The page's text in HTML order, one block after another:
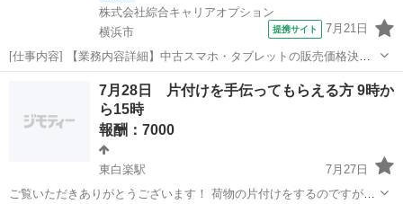
株式会社綜合キャリアオプション
横浜市
提携サイト 7月21日
[仕事内容] 【業務内容詳細】中古スマホ・タブレットの販売価格決定
のためのランク分け選別作業、 機能検査、 外観検査がメインとなりま
す。 1つの工程を1人で担当するためルーティーンワークになり、 基本
的には動きが少ない作業。...
工場
7月28日 片付けを手伝ってもらえる方 9時か
ら15時
報酬：7000
東白楽駅
7月27日
ご覧いただきありがとうございます！ 荷物の片付けをするのですが人